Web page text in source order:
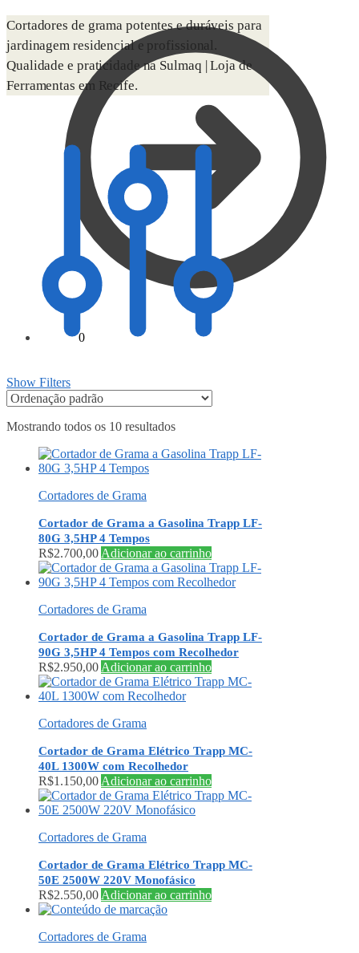
0,00 0
Cortadores de grama potentes e duráveis para
jardinagem residencial e profissional.
Qualidade e praticidade na Sulmaq | Loja de
Ferramentas em Recife.
Show Filters
Mostrando todos os 10 resultados
Cortadores de Grama
Cortador de Grama a Gasolina Trapp LF-
80G 3,5HP 4 Tempos
R$2.700,00Adicionar ao carrinho
Cortadores de Grama
Cortador de Grama a Gasolina Trapp LF-
90G 3,5HP 4 Tempos com Recolhedor
R$2.950,00Adicionar ao carrinho
Cortadores de Grama
Cortador de Grama Elétrico Trapp MC-
40L 1300W com Recolhedor
R$1.150,00Adicionar ao carrinho
Cortadores de Grama
Cortador de Grama Elétrico Trapp MC-
50E 2500W 220V Monofásico
R$2.550,00Adicionar ao carrinho
Cortadores de Grama